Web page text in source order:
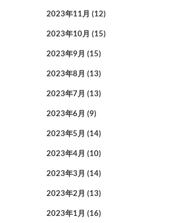
2023年11月 (12)
2023年10月 (15)
2023年9月 (15)
2023年8月 (13)
2023年7月 (13)
2023年6月 (9)
2023年5月 (14)
2023年4月 (10)
2023年3月 (14)
2023年2月 (13)
2023年1月 (16)